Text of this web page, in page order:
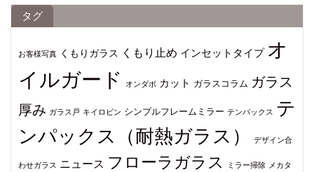
タグ
お客様写真 くもりガラス くもり止め インセットタイプ オ
イルガード
オンダボ カット ガラスコラム ガラス
厚み ガラス戸 キイロビン シンプルフレームミラー テンパックス テ
ンパックス（耐熱ガラス）
デザイン合
わせガラス ニュース フローラガラス ミラー掃除 メカタ